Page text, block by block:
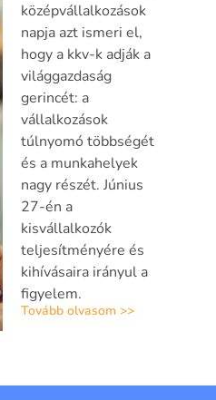
középvállalkozások
napja azt ismeri el,
hogy a kkv-k adják a
világgazdaság
gerincét: a
vállalkozások
túlnyomó többségét
és a munkahelyek
nagy részét. Június
27-én a
kisvállalkozók
teljesítményére és
kihívásaira irányul a
figyelem.
Tovább olvasom >>